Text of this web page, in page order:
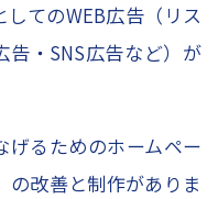
てのWEB広告（リス
告・SNS広告など）が
げるためのホームペー
の改善と制作がありま